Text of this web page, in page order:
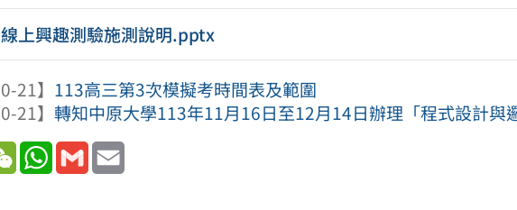
線上興趣測驗施測說明.pptx
21】 113高三第3次模擬考時間表及範圍
21】轉知中原大學113年11月16日至12月14日辦理「程式設計與
WeChatWhatsApp
Gmail